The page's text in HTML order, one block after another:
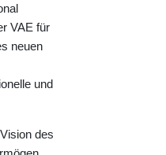
VAE für
neuen
und
des